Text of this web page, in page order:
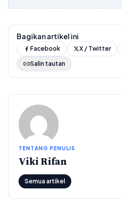
Bagikan artikel ini
Facebook X / Twitter
Salin tautan
TENTANG PENULIS
Viki Rifan
Semua artikel